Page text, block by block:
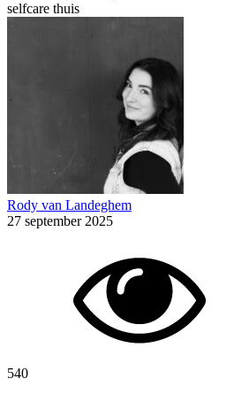
Rody van Landeghem
27 september 2025
540